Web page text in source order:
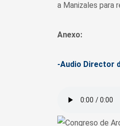
a Manizales para
Anexo:
-Audio Director